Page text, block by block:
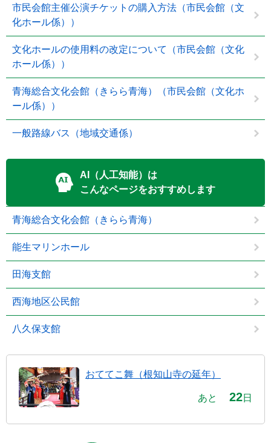
市民会館主催公演チケットの購入方法（市民会館（文
化ホール係））
文化ホールの使用料の改定について（市民会館（文化
ホール係））
青海総合文化会館（きらら青海）（市民会館（文化ホ
ール係））
一般路線バス（地域交通係）
AI（人工知能）は
こんなページをおすすめします
青海総合文化会館（きらら青海）
能生マリンホール
田海支館
西海地区公民館
八久保支館
おててこ舞（根知山寺の延年）
あと 22日